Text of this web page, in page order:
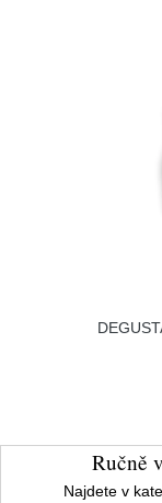
Ručně
Najdete v